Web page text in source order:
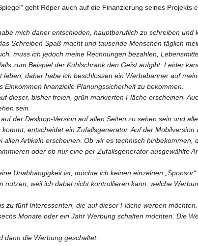
geht Röper auch auf die Finanzierung seines Projekts
mich daher entschieden, hauptberuflich zu schreiben und
Schreiben Spaß macht und tausende Menschen täglich
muss ich jedoch meine Rechnungen bezahlen,
zum Beispiel der Kühlschrank den Geist aufgibt. Leider
leben, daher habe ich beschlossen ein Werbebanner auf
Einkommen finanzielle Planungssicherheit zu bekommen.
dieser, bisher freien, grün markierten Fläche erscheinen.
sein.
der Desktop-Version auf allen Seiten zu sehen sein und
kommt, entscheidet ein Zufallsgenerator. Auf der
allen Artikeln erscheinen. Ob wir es technisch hinbekommen,
oder ob nur eine per Zufallsgenerator ausgewählte
Unabhängigkeit ist, möchte ich keinen einzelnen
nutzen, weil ich dabei nicht kontrollieren kann, welche
zu fünf Interessenten, die auf dieser Fläche werben
Monate oder ein Jahr Werbung schalten möchten. Die
dann die Werbung geschaltet..